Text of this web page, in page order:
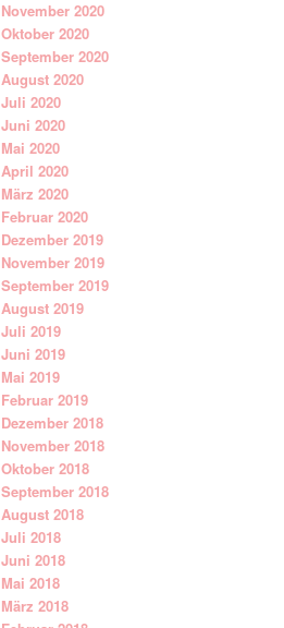
November 2020
Oktober 2020
September 2020
August 2020
Juli 2020
Juni 2020
Mai 2020
April 2020
März 2020
Februar 2020
Dezember 2019
November 2019
September 2019
August 2019
Juli 2019
Juni 2019
Mai 2019
Februar 2019
Dezember 2018
November 2018
Oktober 2018
September 2018
August 2018
Juli 2018
Juni 2018
Mai 2018
März 2018